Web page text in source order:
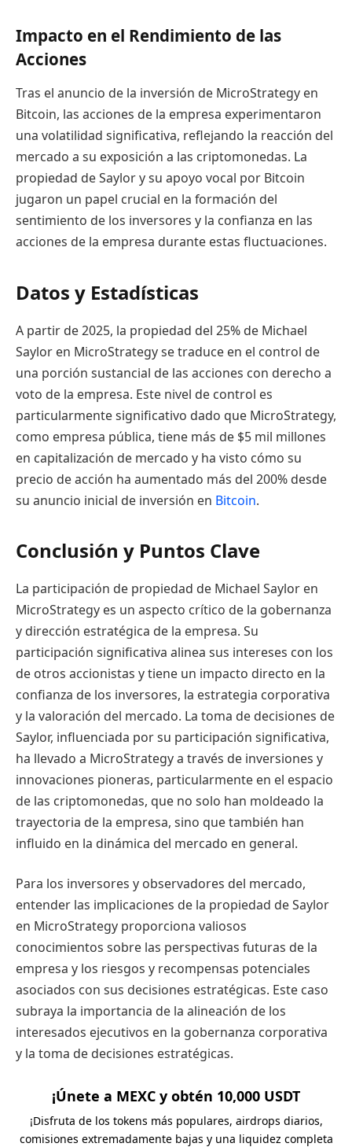
Impacto en el Rendimiento de las
Acciones
Tras el anuncio de la inversión de MicroStrategy en
Bitcoin, las acciones de la empresa experimentaron
una volatilidad significativa, reflejando la reacción del
mercado a su exposición a las criptomonedas. La
propiedad de Saylor y su apoyo vocal por Bitcoin
jugaron un papel crucial en la formación del
sentimiento de los inversores y la confianza en las
acciones de la empresa durante estas fluctuaciones.
Datos y Estadísticas
A partir de 2025, la propiedad del 25% de Michael
Saylor en MicroStrategy se traduce en el control de
una porción sustancial de las acciones con derecho a
voto de la empresa. Este nivel de control es
particularmente significativo dado que MicroStrategy,
como empresa pública, tiene más de $5 mil millones
en capitalización de mercado y ha visto cómo su
precio de acción ha aumentado más del 200% desde
su anuncio inicial de inversión en Bitcoin.
Conclusión y Puntos Clave
La participación de propiedad de Michael Saylor en
MicroStrategy es un aspecto crítico de la gobernanza
y dirección estratégica de la empresa. Su
participación significativa alinea sus intereses con los
de otros accionistas y tiene un impacto directo en la
confianza de los inversores, la estrategia corporativa
y la valoración del mercado. La toma de decisiones de
Saylor, influenciada por su participación significativa,
ha llevado a MicroStrategy a través de inversiones y
innovaciones pioneras, particularmente en el espacio
de las criptomonedas, que no solo han moldeado la
trayectoria de la empresa, sino que también han
influido en la dinámica del mercado en general.
Para los inversores y observadores del mercado,
entender las implicaciones de la propiedad de Saylor
en MicroStrategy proporciona valiosos
conocimientos sobre las perspectivas futuras de la
empresa y los riesgos y recompensas potenciales
asociados con sus decisiones estratégicas. Este caso
subraya la importancia de la alineación de los
interesados ejecutivos en la gobernanza corporativa
y la toma de decisiones estratégicas.
¡Únete a MEXC y obtén 10,000 USDT
¡Disfruta de los tokens más populares, airdrops diarios,
comisiones extremadamente bajas y una liquidez completa